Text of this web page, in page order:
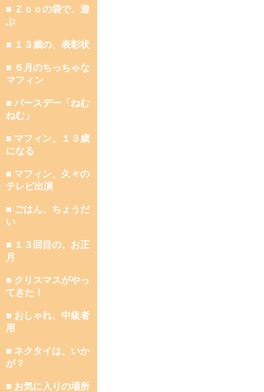
■ Ｚｏｏの袋で、遊
ぶ
■ １３歳の、表彰状
■ ６月のちっちゃな
マフィン
■ バースデー「ねむ
ねむ」
■ マフィン、１３歳
になる
■ マフィン、久々の
テレビ出演
■ ごはん、ちょうだ
い
■ １３回目の、お正
月
■ クリスマスがやっ
てきた！
■ おしゃれ、中級者
用
■ ネクタイは、いか
が？
■ お気に入りの場所